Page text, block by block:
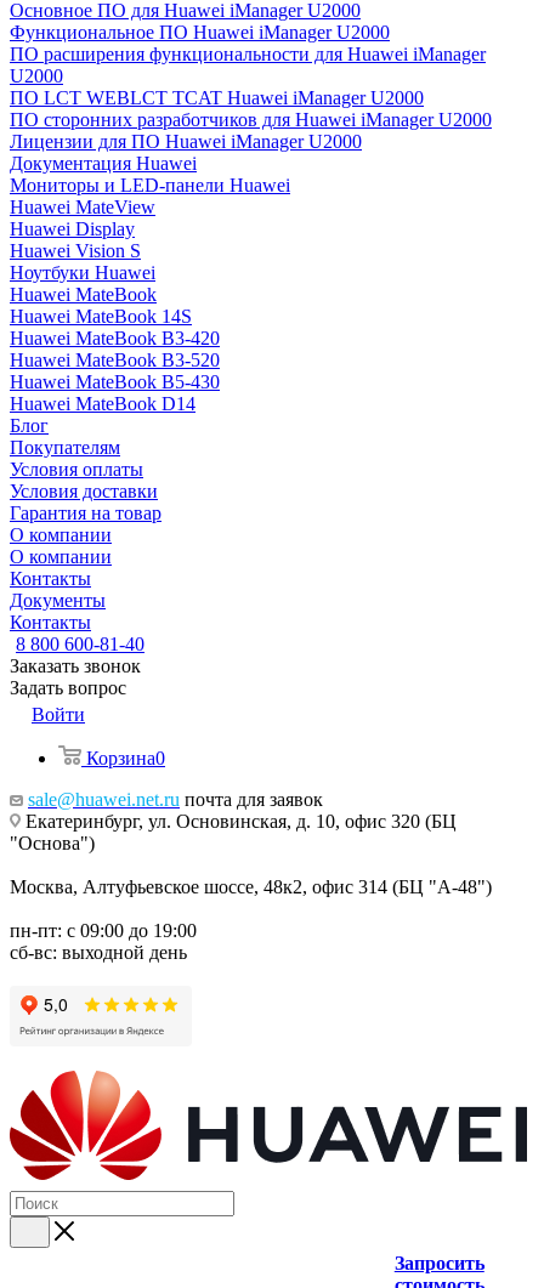
Основное ПО для Huawei iManager U2000
Функциональное ПО Huawei iManager U2000
ПО расширения функциональности для Huawei iManager
U2000
ПО LCT WEBLCT TCAT Huawei iManager U2000
ПО сторонних разработчиков для Huawei iManager U2000
Лицензии для ПО Huawei iManager U2000
Документация Huawei
Мониторы и LED-панели Huawei
Huawei MateView
Huawei Display
Huawei Vision S
Ноутбуки Huawei
Huawei MateBook
Huawei MateBook 14S
Huawei MateBook B3-420
Huawei MateBook B3-520
Huawei MateBook B5-430
Huawei MateBook D14
Блог
Покупателям
Условия оплаты
Условия доставки
Гарантия на товар
О компании
О компании
Контакты
Документы
Контакты
8 800 600-81-40
Заказать звонок
Задать вопрос
Войти
Корзина0
sale@huawei.net.ru почта для заявок
Екатеринбург, ул. Основинская, д. 10, офис 320 (БЦ
"Основа")
Москва, Алтуфьевское шоссе, 48к2, офис 314 (БЦ "А-48")
пн-пт: с 09:00 до 19:00
сб-вс: выходной день
Запросить